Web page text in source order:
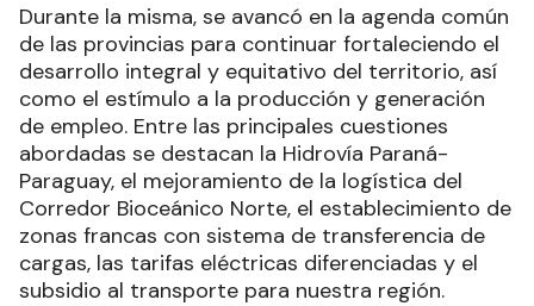
Durante la misma, se avancó en la agenda común
de las provincias para continuar fortaleciendo el
desarrollo integral y equitativo del territorio, así
como el estímulo a la producción y generación
de empleo. Entre las principales cuestiones
abordadas se destacan la Hidrovía Paraná-
Paraguay, el mejoramiento de la logística del
Corredor Bioceánico Norte, el establecimiento de
zonas francas con sistema de transferencia de
cargas, las tarifas eléctricas diferenciadas y el
subsidio al transporte para nuestra región.